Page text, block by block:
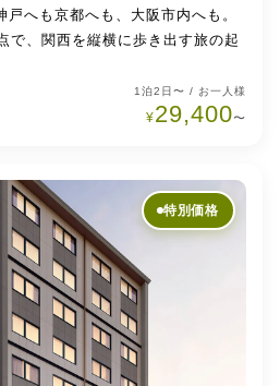
へも京都へも、大阪市内へも。
で、関西を縦横に歩き出す旅の起
1泊2日〜 / お一人様
¥29,400〜
特別価格